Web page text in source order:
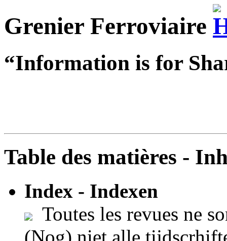
Grenier Ferroviaire
“Information is for
Table des matières -
Index - Indexen
Toutes les revues ne